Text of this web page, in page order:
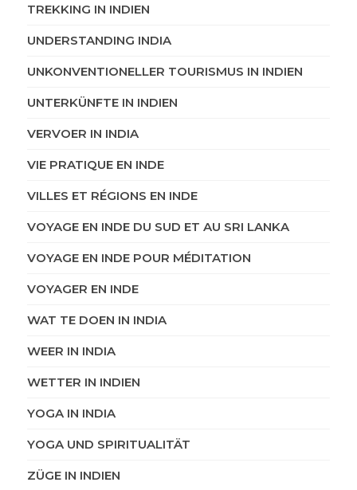
TREKKING IN INDIEN
UNDERSTANDING INDIA
UNKONVENTIONELLER TOURISMUS IN INDIEN
UNTERKÜNFTE IN INDIEN
VERVOER IN INDIA
VIE PRATIQUE EN INDE
VILLES ET RÉGIONS EN INDE
VOYAGE EN INDE DU SUD ET AU SRI LANKA
VOYAGE EN INDE POUR MÉDITATION
VOYAGER EN INDE
WAT TE DOEN IN INDIA
WEER IN INDIA
WETTER IN INDIEN
YOGA IN INDIA
YOGA UND SPIRITUALITÄT
ZÜGE IN INDIEN